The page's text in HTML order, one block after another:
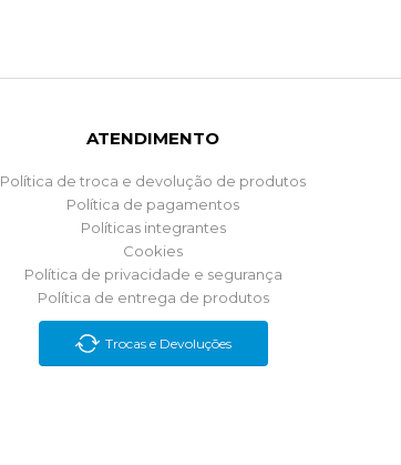
ATENDIMENTO
Política de troca e devolução de produtos
Política de pagamentos
Políticas integrantes
Cookies
Política de privacidade e segurança
Política de entrega de produtos
Trocas e Devoluções